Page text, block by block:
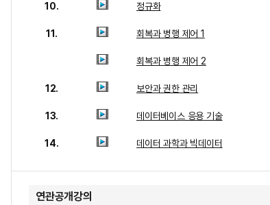
10. 정규화
11. 회복과 병행 제어 1
회복과 병행 제어 2
12. 보안과 권한 관리
13. 데이터베이스 응용 기술
14. 데이터 과학과 빅데이터
연관공개강의